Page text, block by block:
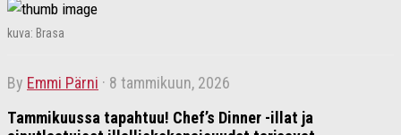
kuva: Brasa
by Emmi Pärni · 8 tammikuun, 2026
Tammikuussa tapahtuu! Chef’s Dinner -illat ja